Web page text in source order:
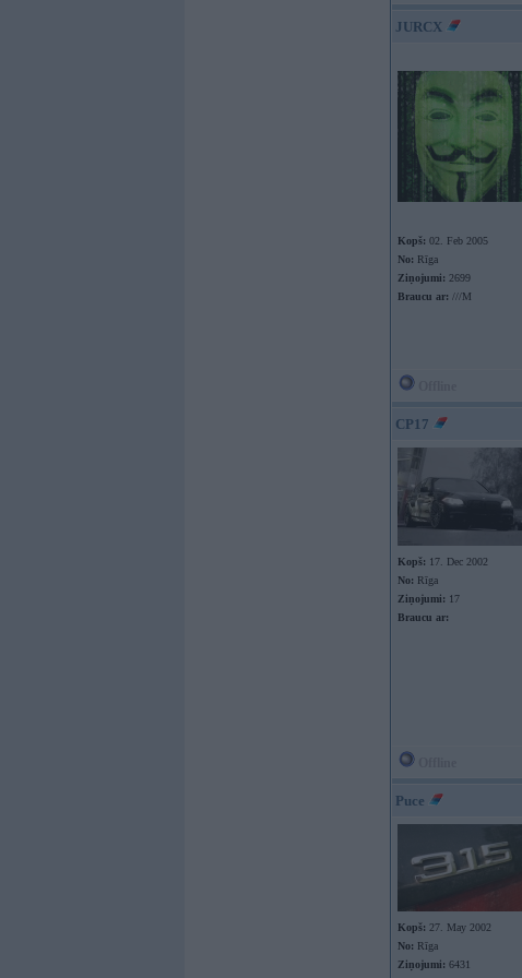
JURCX
Kopš: 02. Feb 2005
No: Rīga
Ziņojumi: 2699
Braucu ar: ///M
CP17
Kopš: 17. Dec 2002
No: Rīga
Ziņojumi: 17
Braucu ar:
Puce
Kopš: 27. May 2002
No: Rīga
Ziņojumi: 6431